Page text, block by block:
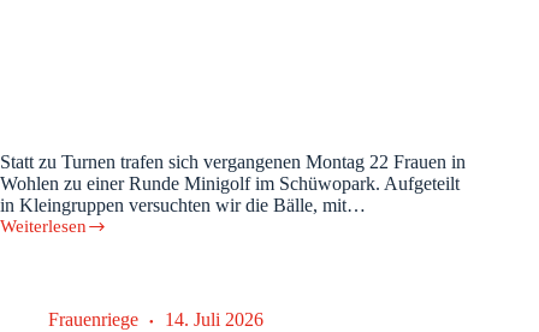
Statt zu Turnen trafen sich vergangenen Montag 22 Frauen in
Wohlen zu einer Runde Minigolf im Schüwopark. Aufgeteilt
in Kleingruppen versuchten wir die Bälle, mit…
Weiterlesen
Minigolf
Frauenriege 14. Juli 2026